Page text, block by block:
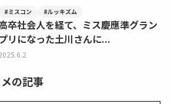
#ミスコン #ルッキズム
卒社会人を経て、ミス慶應準グラン
リになった土川さんに...
の記事